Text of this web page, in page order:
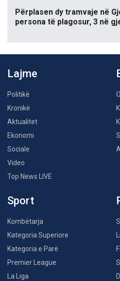
Përplasen dy tramvaje në
persona të plagosur, 3 në
Lajme
Politikë
Kronikë
Aktualitet
Ekonomi
Sociale
Video
Top News LIVE
Sport
Kombëtarja
Kategoria Superiore
Kategoria e Parë
Premier League
La Liga